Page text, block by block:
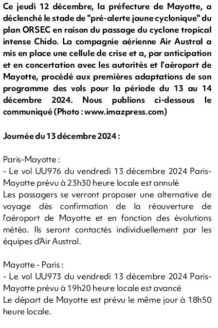
Ce jeudi 12 décembre, la préfecture de Mayotte, a
déclenché le stade de "pré-alerte jaune cyclonique" du
plan ORSEC en raison du passage du cyclone tropical
intense Chido. La compagnie aérienne Air Austral a
mis en place une cellule de crise et a, par anticipation
et en concertation avec les autorités et l’aéroport de
Mayotte, procédé aux premières adaptations de son
programme des vols pour la période du 13 au 14
décembre 2024. Nous publions ci-dessous le
communiqué (Photo : www.imazpress.com)
Journée du 13 décembre 2024 :
Paris-Mayotte :
- Le vol UU976 du vendredi 13 décembre 2024 Paris-
Mayotte prévu à 23h30 heure locale est annulé
Les passagers se verront proposer une alternative de
voyage dès confirmation de la réouverture de
l’aéroport de Mayotte et en fonction des évolutions
météo. Ils seront contactés individuellement par les
équipes d’Air Austral.
Mayotte - Paris :
- Le vol UU973 du vendredi 13 décembre 2024 Paris-
Mayotte prévu à 19h20 heure locale est avancé
Le départ de Mayotte est prévu le même jour à 18h50
heure locale.